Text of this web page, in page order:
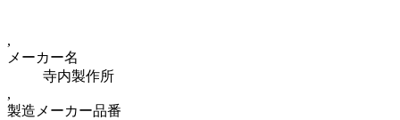
,
メーカー名
寺内製作所
,
製造メーカー品番